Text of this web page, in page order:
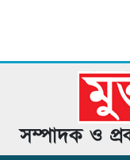
সম্পাদক ও